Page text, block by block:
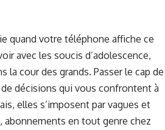
quand votre téléphone affiche ce
avec les soucis d’adolescence,
cour des grands. Passer le cap de
de décisions qui vous confrontent à
elles s’imposent par vagues et
abonnements en tout genre chez